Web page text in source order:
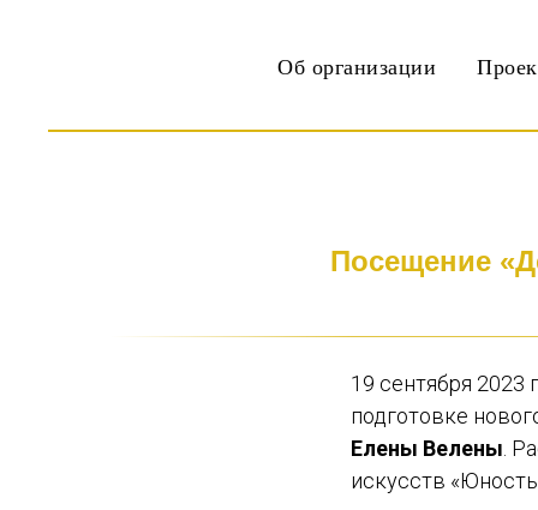
Об организации
Посещение
19 сентября 2023
подготовке
Елены Велены .
искусств